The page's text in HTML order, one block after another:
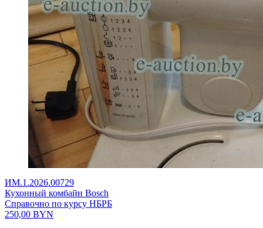
ИМ.1.2026.00729
Кухонный комбайн Bosch
Справочно по курсу НБРБ
250,00 BYN